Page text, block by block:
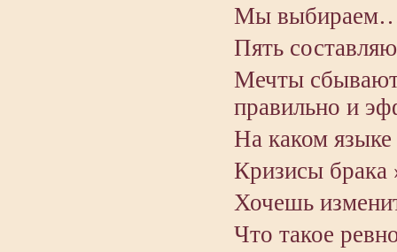
Мы
Пять
Мечты
правильно и
На каком
Кризисы брака
Хочешь
Что такое